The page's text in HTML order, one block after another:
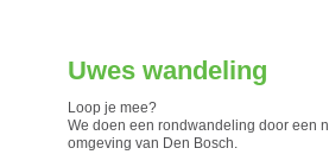
Uwes wandeling
Loop je mee?
We doen een rondwandeling door een
omgeving van Den Bosch.